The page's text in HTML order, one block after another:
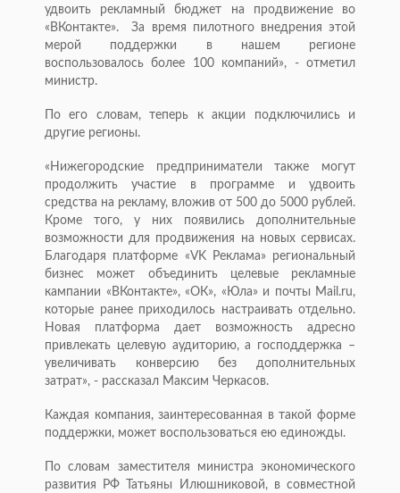
удвоить рекламный бюджет на продвижение во
«ВКонтакте». За время пилотного внедрения этой
мерой поддержки в нашем регионе
воспользовалось более 100 компаний», - отметил
министр.
По его словам, теперь к акции подключились и
другие регионы.
«Нижегородские предприниматели также могут
продолжить участие в программе и удвоить
средства на рекламу, вложив от 500 до 5000 рублей.
Кроме того, у них появились дополнительные
возможности для продвижения на новых сервисах.
Благодаря платформе «VK Реклама» региональный
бизнес может объединить целевые рекламные
кампании «ВКонтакте», «ОК», «Юла» и почты Mail.ru,
которые ранее приходилось настраивать отдельно.
Новая платформа дает возможность адресно
привлекать целевую аудиторию, а господдержка –
увеличивать конверсию без дополнительных
затрат», - рассказал Максим Черкасов.
Каждая компания, заинтересованная в такой форме
поддержки, может воспользоваться ею единожды.
По словам заместителя министра экономического
развития РФ Татьяны Илюшниковой, в совместной